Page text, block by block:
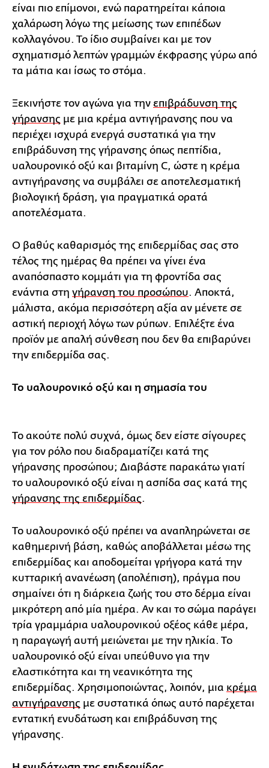
είναι πιο επίμονοι, ενώ παρατηρείται κάποια
χαλάρωση λόγω της μείωσης των επιπέδων
κολλαγόνου. Το ίδιο συμβαίνει και με τον
σχηματισμό λεπτών γραμμών έκφρασης γύρω από
τα μάτια και ίσως το στόμα.
Ξεκινήστε τον αγώνα για την επιβράδυνση της
γήρανσης με μια κρέμα αντιγήρανσης που να
περιέχει ισχυρά ενεργά συστατικά για την
επιβράδυνση της γήρανσης όπως πεπτίδια,
υαλουρονικό οξύ και βιταμίνη C, ώστε η κρέμα
αντιγήρανσης να συμβάλει σε αποτελεσματική
βιολογική δράση, για πραγματικά ορατά
αποτελέσματα.
Ο βαθύς καθαρισμός της επιδερμίδας σας στο
τέλος της ημέρας θα πρέπει να γίνει ένα
αναπόσπαστο κομμάτι για τη φροντίδα σας
ενάντια στη γήρανση του προσώπου. Αποκτά,
μάλιστα, ακόμα περισσότερη αξία αν μένετε σε
αστική περιοχή λόγω των ρύπων. Επιλέξτε ένα
προϊόν με απαλή σύνθεση που δεν θα επιβαρύνει
την επιδερμίδα σας.
Το υαλουρονικό οξύ και η σημασία του
Το ακούτε πολύ συχνά, όμως δεν είστε σίγουρες
για τον ρόλο που διαδραματίζει κατά της
γήρανσης προσώπου; Διαβάστε παρακάτω γιατί
το υαλουρονικό οξύ είναι η ασπίδα σας κατά της
γήρανσης της επιδερμίδας.
Το υαλουρονικό οξύ πρέπει να αναπληρώνεται σε
καθημερινή βάση, καθώς αποβάλλεται μέσω της
επιδερμίδας και αποδομείται γρήγορα κατά την
κυτταρική ανανέωση (απολέπιση), πράγμα που
σημαίνει ότι η διάρκεια ζωής του στο δέρμα είναι
μικρότερη από μία ημέρα. Αν και το σώμα παράγει
τρία γραμμάρια υαλουρονικού οξέος κάθε μέρα,
η παραγωγή αυτή μειώνεται με την ηλικία. Το
υαλουρονικό οξύ είναι υπεύθυνο για την
ελαστικότητα και τη νεανικότητα της
επιδερμίδας. Χρησιμοποιώντας, λοιπόν, μια κρέμα
αντιγήρανσης με συστατικά όπως αυτό παρέχεται
εντατική ενυδάτωση και επιβράδυνση της
γήρανσης.